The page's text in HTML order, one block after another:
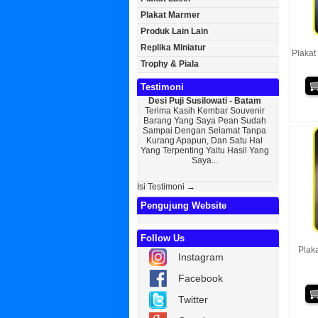
Plakat Marmer
Produk Lain Lain
Replika Miniatur
Trophy & Piala
Testimoni
Desi Puji Susilowati - Batam
Terima Kasih Kembar Souvenir
Barang Yang Saya Pean Sudah
Sampai Dengan Selamat Tanpa
Kurang Apapun, Dan Satu Hal
Yang Terpenting Yaitu Hasil Yang
Saya...
Wisuda
Kembar
Isi Testimoni →
Pengujung Website
Follow Us
Instagram
Facebook
Twitter